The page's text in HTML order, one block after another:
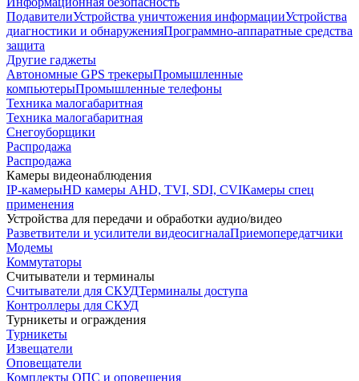
ПодавителиУстройства уничтожения информацииУстройства
диагностики и обнаруженияПрограммно-аппаратные средства
защита
Другие гаджеты
Автономные GPS трекерыПромышленные
компьютерыПромышленные телефоны
Техника малогабаритная
Техника малогабаритная
Снегоуборщики
Распродажа
Распродажа
Камеры видеонаблюдения
IP-камерыHD камеры AHD, TVI, SDI, CVIКамеры спец
применения
Устройства для передачи и обработки аудио/видео
Разветвители и усилители видеосигналаПриемопередатчики
Модемы
Коммутаторы
Считыватели и терминалы
Считыватели для СКУДТерминалы доступа
Контроллеры для СКУД
Турникеты и ограждения
Турникеты
Извещатели
Оповещатели
Комплекты ОПС и оповещения